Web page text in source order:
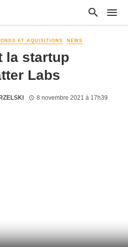
ET AQUISITIONS NEWS
la startup
Labs
8 novembre 2021 à 17h39